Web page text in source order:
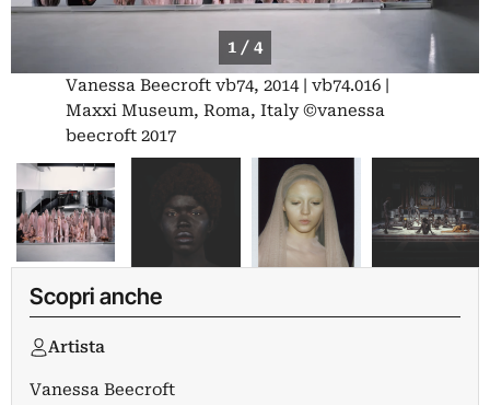
1 / 4
Vanessa Beecroft vb74, 2014 | vb74.016 |
Maxxi Museum, Roma, Italy ©vanessa
beecroft 2017
Scopri anche
Artista
Vanessa Beecroft